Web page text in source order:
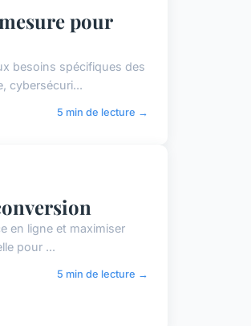
pour
besoins spécifiques des
cybersécuri...
5 min de lecture →
en ligne et maximiser
pour ...
5 min de lecture →